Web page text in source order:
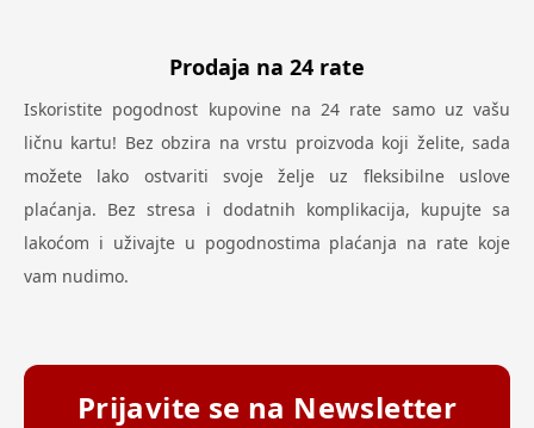
Prodaja na 24 rate
Iskoristite pogodnost kupovine na 24 rate samo uz vašu
ličnu kartu! Bez obzira na vrstu proizvoda koji želite, sada
možete lako ostvariti svoje želje uz fleksibilne uslove
plaćanja. Bez stresa i dodatnih komplikacija, kupujte sa
lakoćom i uživajte u pogodnostima plaćanja na rate koje
vam nudimo.
Prijavite se na Newsletter